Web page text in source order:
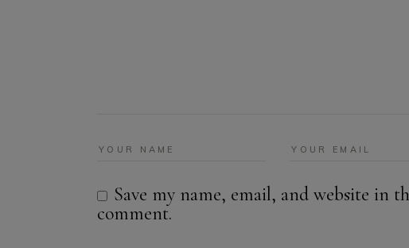
Save my name, email, and website in
comment.